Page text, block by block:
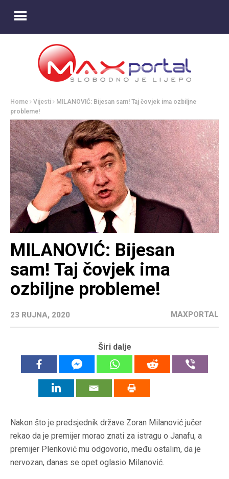
Home Vijesti
MILANOVIĆ: Bijesan sam! Taj čovjek ima ozbiljne
probleme!
MILANOVIĆ: Bijesan
sam! Taj čovjek ima
ozbiljne probleme!
23 RUJNA, 2020 MAXPORTAL
Širi dalje
Nakon što je predsjednik države Zoran Milanović jučer
rekao da je premijer morao znati za istragu o Janafu, a
premijer Plenković mu odgovorio, među ostalim, da je
nervozan, danas se opet oglasio Milanović.